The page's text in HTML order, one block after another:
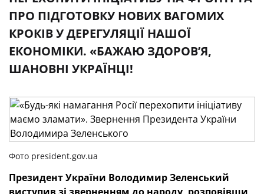
ПРО ПІДГОТОВКУ НОВИХ ВАГОМИХ
КРОКІВ У ДЕРЕГУЛЯЦІЇ НАШОЇ
ЕКОНОМІКИ. «БАЖАЮ ЗДОРОВʼЯ,
ШАНОВНІ УКРАЇНЦІ!
Фото president.gov.ua
Президент України Володимир Зеленський